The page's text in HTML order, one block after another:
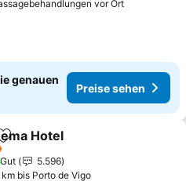
vor Ort
genauen
Preise sehen
Zu Favoriten hinzufügen
Hotel
Gut
5.596
km bis Porto de Vigo